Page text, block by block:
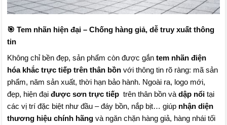
🎯 Tem nhãn hiện đại – Chống hàng giả, dễ truy xuất thông
tin
Không chỉ bền đẹp, sản phẩm còn được gắn tem nhãn điện
hóa khắc trực tiếp trên thân bồnvới thông tin rõ ràng: mã sản
phẩm, năm sản xuất, thời hạn bảo hành. Ngoài ra, logo mới,
đẹp, hiện đại được sơn trực tiếptrên thân bồn vàdập nổitại
các vị trí đặc biệt như đầu – đáy bồn, nắp bịt… giúp nhận diện
thương hiệu chính hãngvà ngăn chặn hàng giả, hàng nhái tối